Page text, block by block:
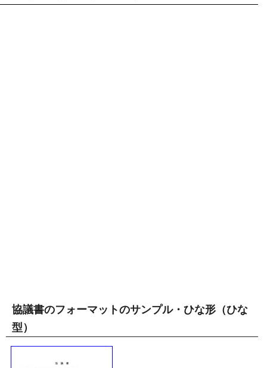
協議書のフォーマットのサンプル・ひな形（ひな
型）